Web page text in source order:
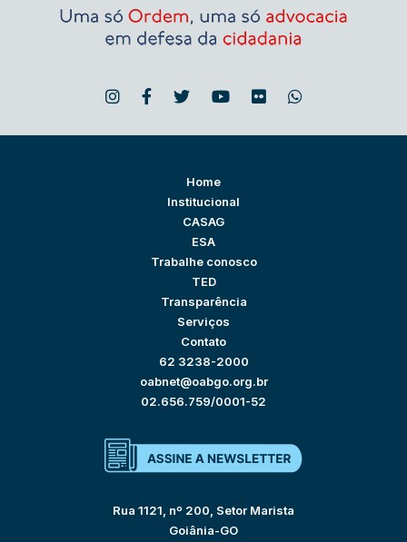
Home
Institucional
CASAG
ESA
Trabalhe conosco
TED
Transparência
Serviços
Contato
62 3238-2000
oabnet@oabgo.org.br
02.656.759/0001-52
Rua 1121, nº 200, Setor Marista
Goiânia-GO